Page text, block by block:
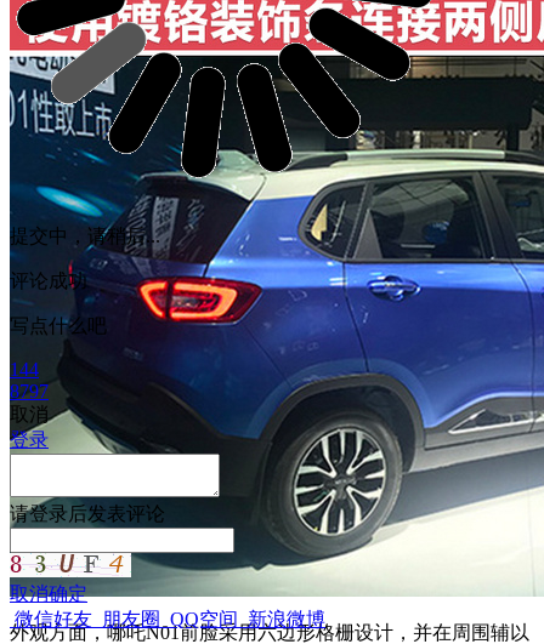
外观方面，哪吒N01前脸采用六边形格栅设计，并在周围辅以
提交中，请稍后...
评论成功
写点什么吧
144
8797
取消
登录
请登录后发表评论
取消确定
微信好友 朋友圈 QQ空间 新浪微博